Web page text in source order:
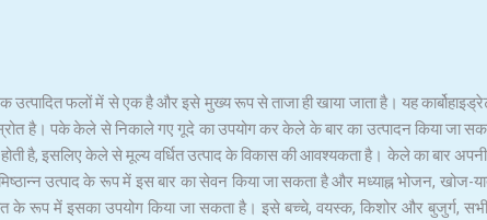
फलों में से एक है और इसे मुख्य रूप से ताजा ही खाया जाता है। यह
है। पके केले से निकाले गए गूदे का उपयोग कर केले के बार का उत्पादन किया जा
है, इसलिए केले से मूल्य वर्धित उत्पाद के विकास की आवश्यकता है। केले का बार
उत्पाद के रूप में इस बार का सेवन किया जा सकता है और मध्याह्न भोजन, खोज-
के रूप में इसका उपयोग किया जा सकता है। इसे बच्चे, वयस्क, किशोर और बुजुर्ग,